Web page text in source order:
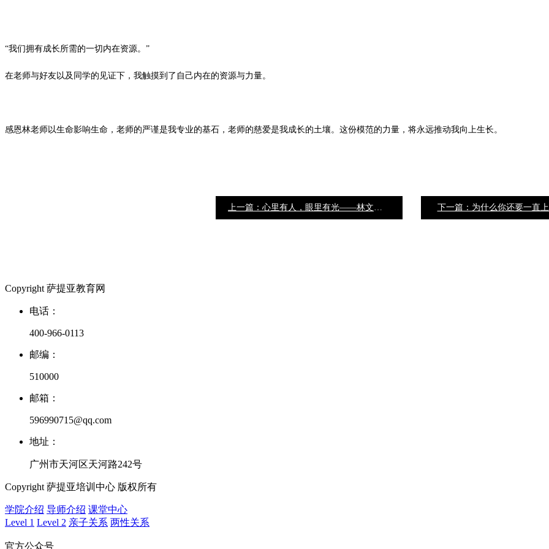
“我们拥有成长所需的一切内在资源。”
在老师与好友以及同学的见证下，我触摸到了自己内在的资源与力量。
感恩林老师以生命影响生命，老师的严谨是我专业的基石，老师的慈爱是我成长的土壤。这份模范的力量，将永远推动我向上生长。
上一篇：心里有人，眼里有光——林文采萨提亚高阶学员分享 下一篇：为什么你还要一直
Copyright 萨提亚教育网
电话：
400-966-0113
邮编：
510000
邮箱：
596990715@qq.com
地址：
广州市天河区天河路242号
Copyright 萨提亚培训中心 版权所有
学院介绍 导师介绍 课堂中心
Level 1 Level 2 亲子关系 两性关系
官方公众号